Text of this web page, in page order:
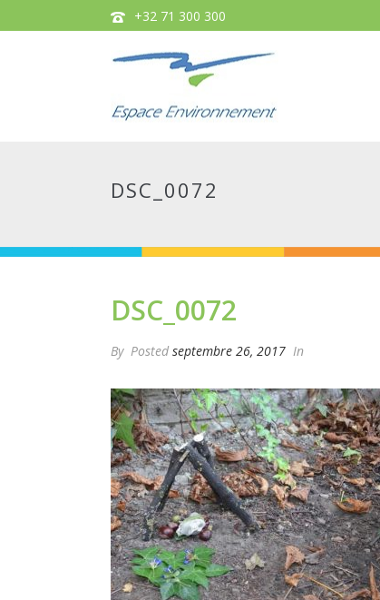
+32 71 300 300
DSC_0072
DSC_0072
By Posted septembre 26, 2017 In